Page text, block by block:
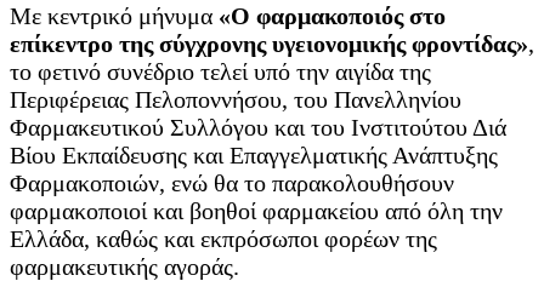
Με κεντρικό μήνυμα «Ο φαρμακοποιός στο
επίκεντρο της σύγχρονης υγειονομικής φροντίδας»,
το φετινό συνέδριο τελεί υπό την αιγίδα της
Περιφέρειας Πελοποννήσου, του Πανελληνίου
Φαρμακευτικού Συλλόγου και του Ινστιτούτου Διά
Βίου Εκπαίδευσης και Επαγγελματικής Ανάπτυξης
Φαρμακοποιών, ενώ θα το παρακολουθήσουν
φαρμακοποιοί και βοηθοί φαρμακείου από όλη την
Ελλάδα, καθώς και εκπρόσωποι φορέων της
φαρμακευτικής αγοράς.